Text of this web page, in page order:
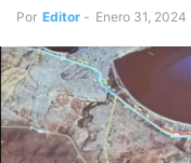
Por Editor - Enero 31, 2024